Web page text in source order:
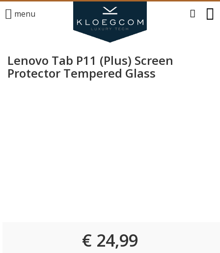
menu
Lenovo Tab P11 (Plus) Screen
Protector Tempered Glass
€ 24,99